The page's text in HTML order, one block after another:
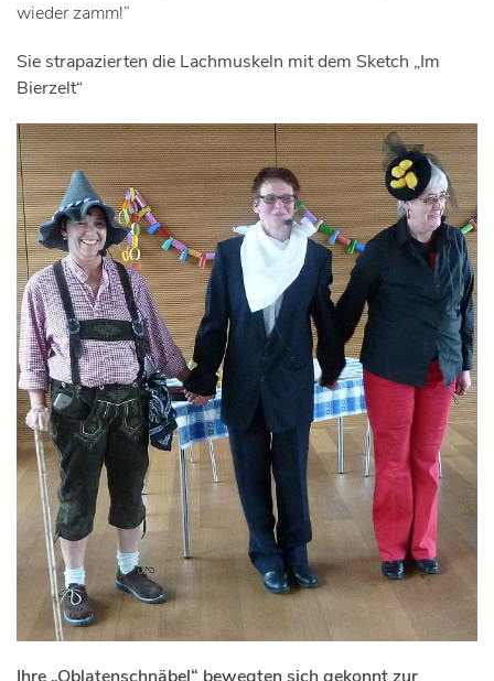
wieder zamm!“
Sie strapazierten die Lachmuskeln mit dem Sketch „Im
Bierzelt“
Ihre „Oblatenschnäbel“ bewegten sich gekonnt zur